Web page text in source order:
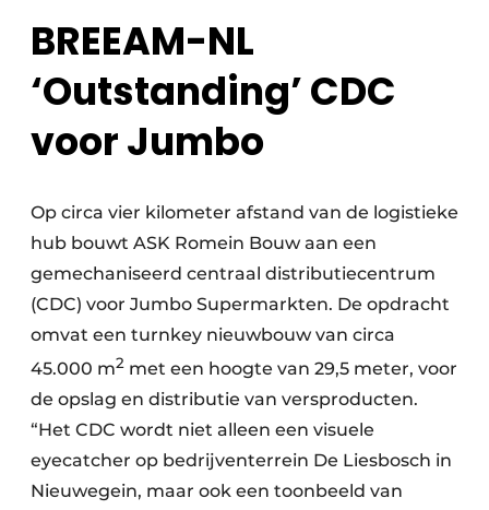
BREEAM-NL
‘Outstanding’ CDC
voor Jumbo
Op circa vier kilometer afstand van de logistieke
hub bouwt ASK Romein Bouw aan een
gemechaniseerd centraal distributiecentrum
(CDC) voor Jumbo Super­markten. De opdracht
omvat een turnkey nieuwbouw van circa
45.000 m2 met een hoogte van 29,5 meter, voor
de opslag en distributie van verspro­ducten.
“Het CDC wordt niet alleen een visuele
eyecatcher op bedrijventerrein De Liesbosch in
Nieuwegein, maar ook een toonbeeld van